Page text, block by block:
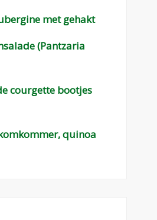
met gehakt
(Pantzaria
courgette bootjes
quinoa